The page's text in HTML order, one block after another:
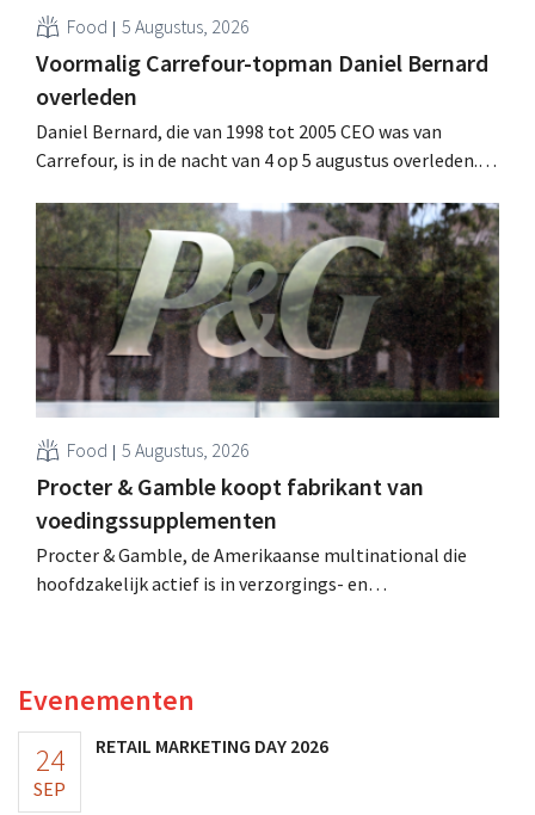
Food 5 Augustus, 2026
Voormalig Carrefour-topman Daniel Bernard
overleden
Daniel Bernard, die van 1998 tot 2005 CEO was van
Carrefour, is in de nacht van 4 op 5 augustus overleden.
retailer, realiseerde de fusie met Promodès en nam
toenmalig Belgisch marktleider GB over.
Food 5 Augustus, 2026
Procter & Gamble koopt fabrikant van
voedingssupplementen
Procter & Gamble, de Amerikaanse multinational die
hoofdzakelijk actief is in verzorgings- en
Evenementen
24
SEP
RETAIL MARKETING DAY 2026